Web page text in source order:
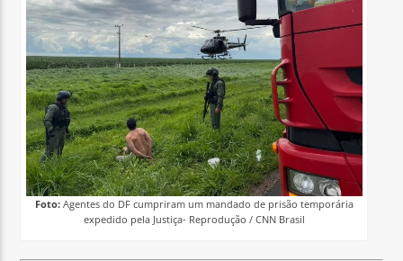
Foto:Agentes do DF cumpriram um mandado de prisão temporária
expedido pela Justiça- Reprodução / CNN Brasil